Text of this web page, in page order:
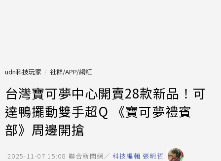
udn科技玩家 社群/APP/網紅
台灣寶可夢中心開賣28款新品！可
達鴨擺動雙手超Q 《寶可夢禮賓
部》周邊開搶
2025-11-07 15:08 聯合新聞網／ 科技編輯 張明哲